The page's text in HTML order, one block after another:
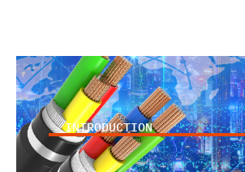
INTRODUCTION